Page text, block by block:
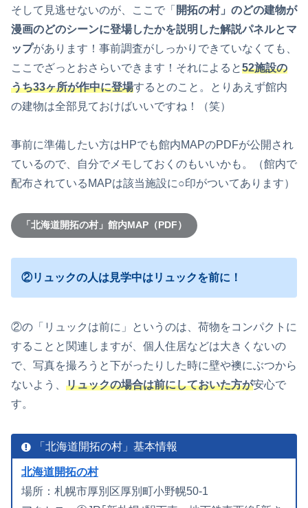
そして見逃せないのが、ここで「 開拓の村」のどの建物が
漫画のどのシーンに登場したかを説明した解説パネルとマ
ップがあります！事前調査がしっかりできていなくても、
ここでざっとおさらいできます！それによると52施設の
うち33ヶ所が作中に登場するとのこと。とりあえず館内
の建物は全部見ておけばいいですね！（笑）
事前に準備したい方はHPでも館内MAPのPDFが公開され
ているので、自分でメモしておくのもいいかも。（館内で
配布されているMAPは該当施設に○印がついてあります）
「北海道開拓の村」館内MAP（PDF）
②リュックの人は見学中はリュックを前に！
②の「リュックは前に」というのは、荷物をコンパクトに
することと関連しますが、個人住居などは大きくないの
で、写真を撮ろうと下がったりした時に壁や襖にぶつから
ないよう、 リュックの場合は前にしておいた方が安心で
す。
「北海道開拓の村」基本情報
北海道開拓の村
場所：札幌市厚別区厚別町小野幌50-1